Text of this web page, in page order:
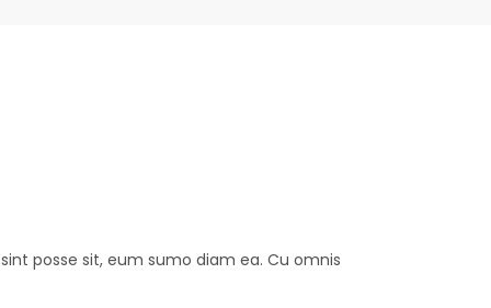
posse sit, eum sumo diam ea. Cu omnis